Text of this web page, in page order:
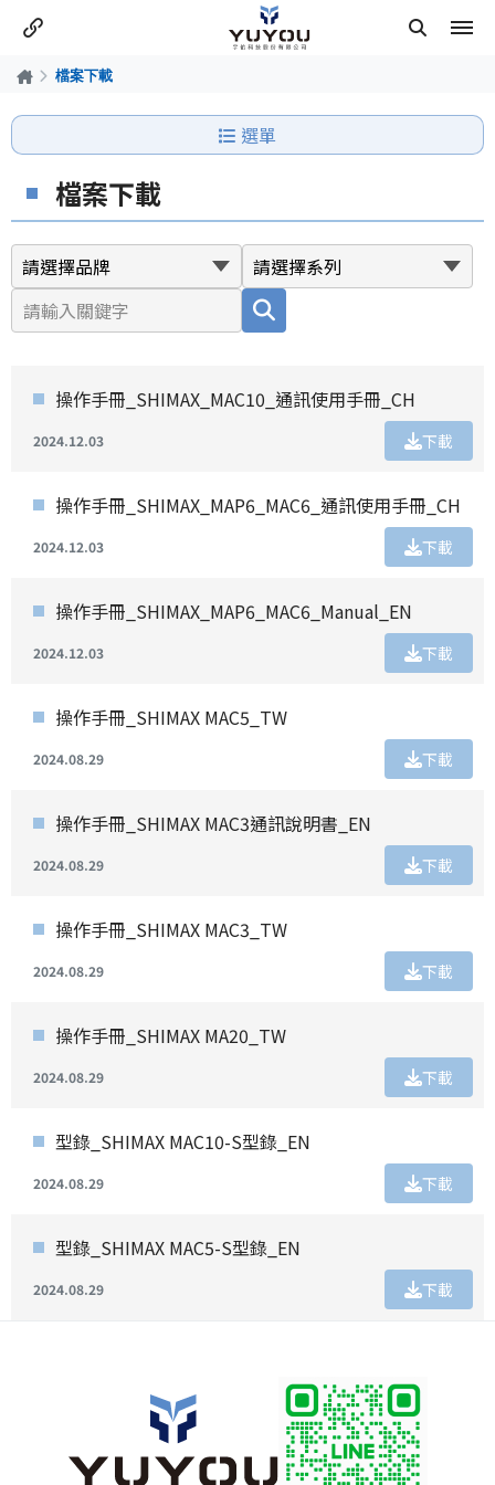
檔案下載
選單
檔案下載
操作手冊_SHIMAX_MAC10_通訊使用手冊_CH
2024.12.03 下載
操作手冊_SHIMAX_MAP6_MAC6_通訊使用手冊_CH
2024.12.03 下載
操作手冊_SHIMAX_MAP6_MAC6_Manual_EN
2024.12.03 下載
操作手冊_SHIMAX MAC5_TW
2024.08.29 下載
操作手冊_SHIMAX MAC3通訊說明書_EN
2024.08.29 下載
操作手冊_SHIMAX MAC3_TW
2024.08.29 下載
操作手冊_SHIMAX MA20_TW
2024.08.29 下載
型錄_SHIMAX MAC10-S型錄_EN
2024.08.29 下載
型錄_SHIMAX MAC5-S型錄_EN
2024.08.29 下載